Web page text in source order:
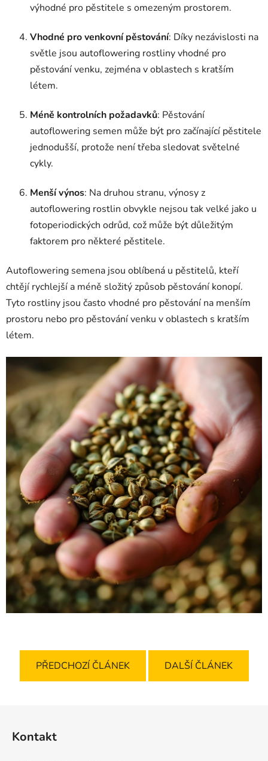
výhodné pro pěstitele s omezeným prostorem.
Vhodné pro venkovní pěstování: Díky nezávislosti na
světle jsou autoflowering rostliny vhodné pro
pěstování venku, zejména v oblastech s kratším
létem.
Méně kontrolních požadavků: Pěstování
autoflowering semen může být pro začínající pěstitele
jednodušší, protože není třeba sledovat světelné
cykly.
Menší výnos: Na druhou stranu, výnosy z
autoflowering rostlin obvykle nejsou tak velké jako u
fotoperiodických odrůd, což může být důležitým
faktorem pro některé pěstitele.
Autoflowering semena jsou oblíbená u pěstitelů, kteří
chtějí rychlejší a méně složitý způsob pěstování konopí.
Tyto rostliny jsou často vhodné pro pěstování na menším
prostoru nebo pro pěstování venku v oblastech s kratším
létem.
PŘEDCHOZÍ ČLÁNEK DALŠÍ ČLÁNEK
Kontakt